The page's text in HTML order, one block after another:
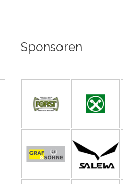
Sponsoren